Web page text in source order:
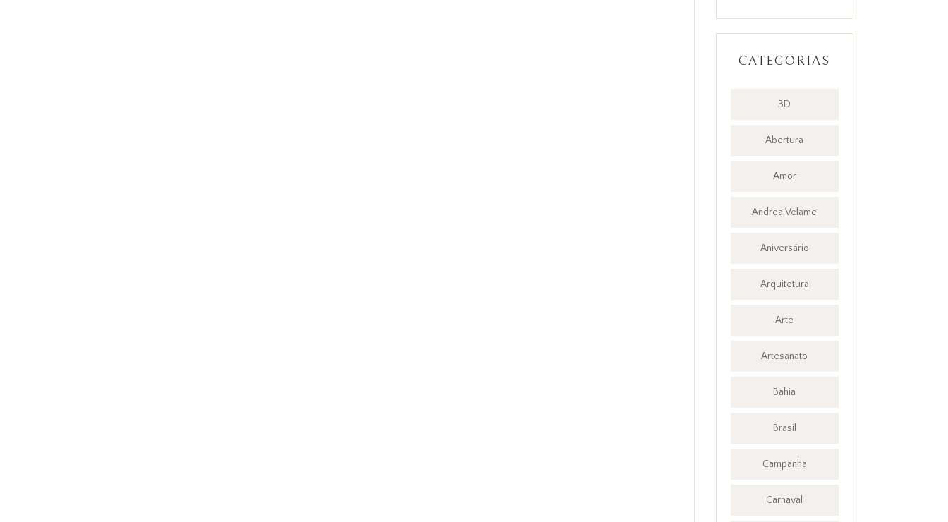
CATEGORIAS
3D
Abertura
Amor
Andrea Velame
Aniversário
Arquitetura
Arte
Artesanato
Bahia
Brasil
Campanha
Carnaval